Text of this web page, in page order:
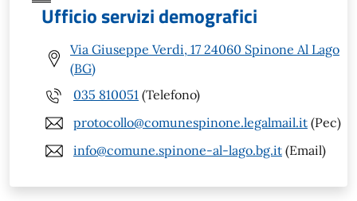
Ufficio servizi demografici
Via Giuseppe Verdi, 17 24060 Spinone Al Lago
(BG)
035 810051 (Telefono)
protocollo@comunespinone.legalmail.it (Pec)
info@comune.spinone-al-lago.bg.it (Email)